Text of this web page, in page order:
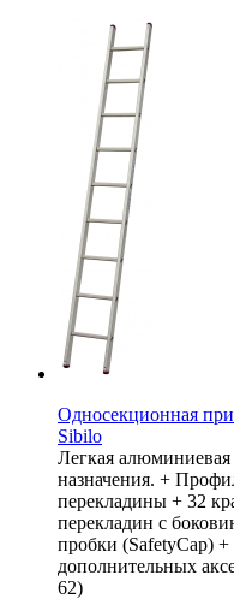
Односекционная
Sibilo
Легкая алюминиевая
назначения. +
перекладины + 32
перекладин с
пробки (SafetyCap)
дополнительных
62)